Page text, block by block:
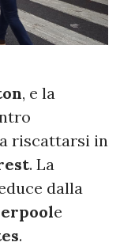
, e la
riscattarsi in
. La
dalla
e
.